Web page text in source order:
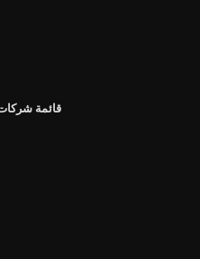
قائمة شركات